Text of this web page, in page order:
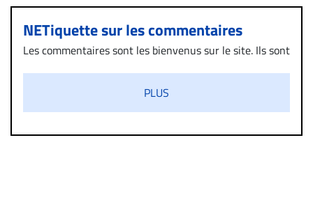
NETiquette sur les commentaires
Les commentaires sont les bienvenus sur le site. Ils sont
diffamatoire. Si malgré cette politique de modération,
un commentaire publié sur le site vous dérange, prenez
immédiatement contact par courriel (info@droit-
PLUS